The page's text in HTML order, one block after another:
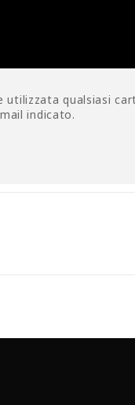
utilizzata qualsiasi
indicato.